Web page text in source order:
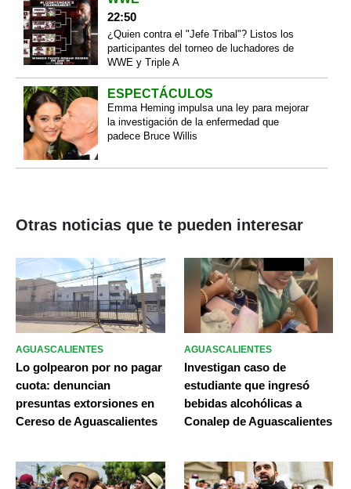
22:50
¿Quien contra el "Jefe Tribal"? Listos los
participantes del torneo de luchadores de
WWE y Triple A
ESPECTÁCULOS
Emma Heming impulsa una ley para mejorar
la investigación de la enfermedad que
padece Bruce Willis
Otras noticias que te pueden interesar
AGUASCALIENTES
Lo golpearon por no pagar
cuota: denuncian
presuntas extorsiones en
Cereso de Aguascalientes
AGUASCALIENTES
Investigan caso de
estudiante que ingresó
bebidas alcohólicas a
Conalep de Aguascalientes